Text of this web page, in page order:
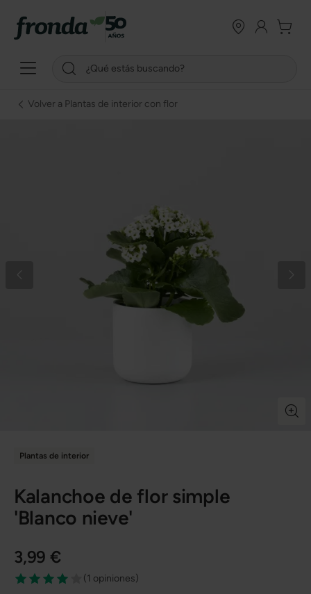
Volver a Plantas de interior con flor
Plantas de interior
Kalanchoe de flor simple
'Blanco nieve'
3,99 €
(1 opiniones)